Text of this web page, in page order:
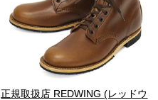
正規取扱店 REDWING (レッドウ